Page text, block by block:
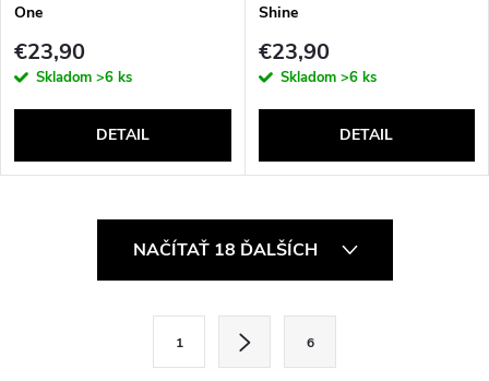
One
€23,90
Skladom >6 ks
DETAIL
Shine
€23,90
Skladom >6 ks
DETAIL
NAČÍTAŤ 18 ĎALŠÍCH
1 6